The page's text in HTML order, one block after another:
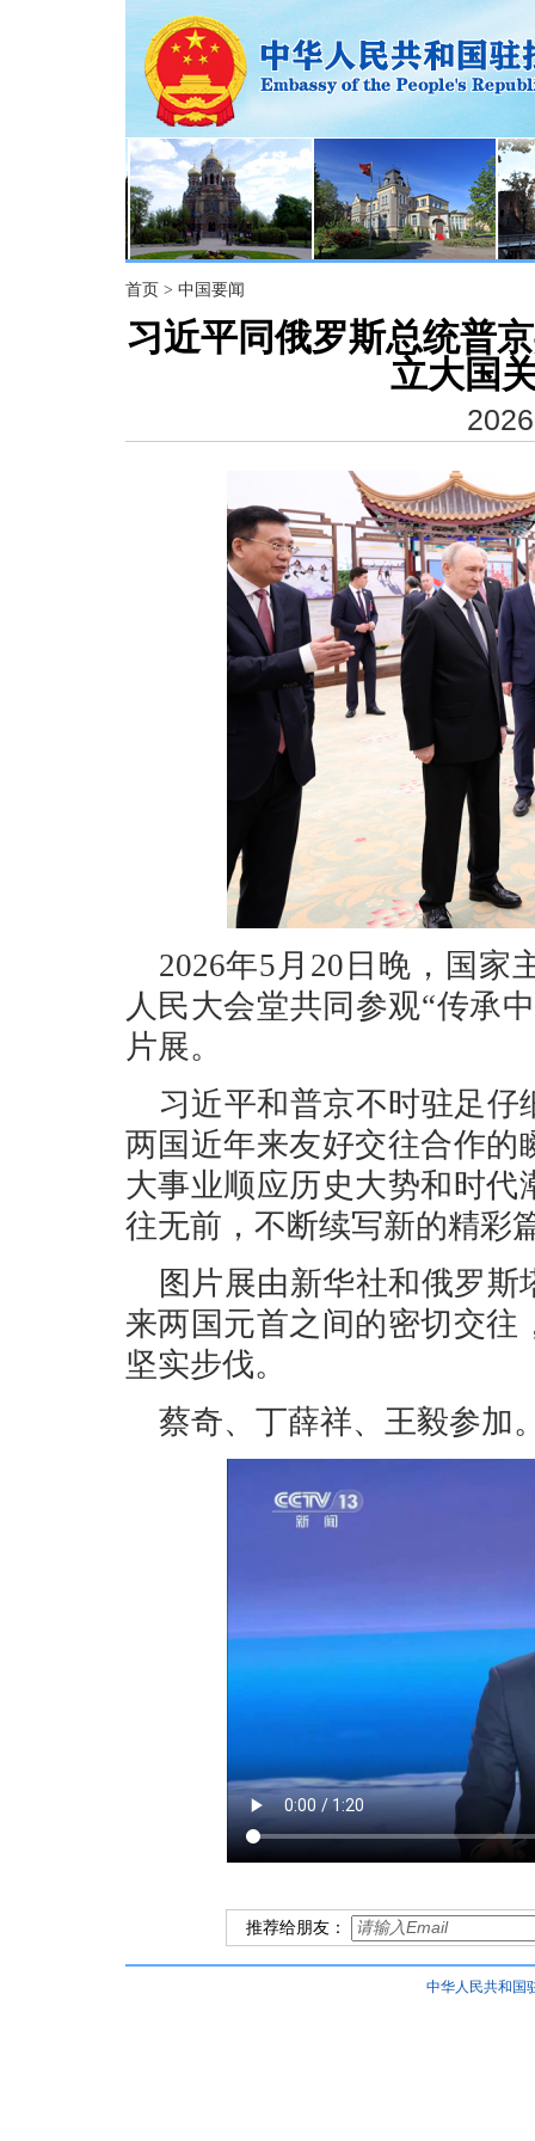
首页 > 中国要闻
习近平同俄罗斯总统普
立大国
2026年5月20日晚，国家
人民大会堂共同参观“传承
片展。
习近平和普京不时驻足
两国近年来友好交往合作
大事业顺应历史大势和时
往无前，不断续写新的精彩
图片展由新华社和俄罗
来两国元首之间的密切交
坚实步伐。
蔡奇、丁薛祥、王毅参加
推荐给朋友：
中华人民共和国